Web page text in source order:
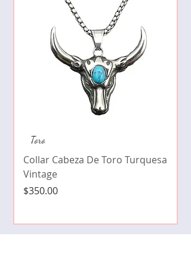
Toro
Collar Cabeza De Toro Turquesa
Vintage
Precio
$350.00